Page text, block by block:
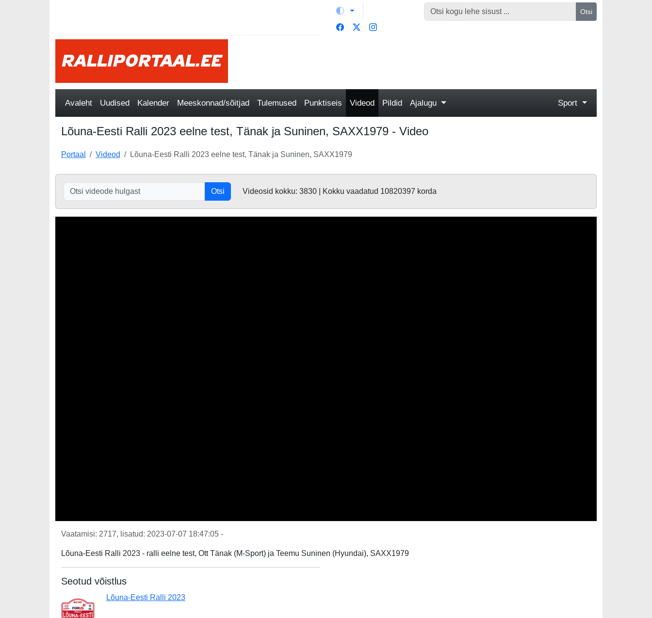
Otsi
Avaleht Uudised Kalender Meeskonnad/sõitjad Tulemused Punktiseis Videod Pildid Ajalugu Sport
Lõuna-Eesti Ralli 2023 eelne test, Tänak ja Suninen, SAXX1979 - Video
Portaal Videod Lõuna-Eesti Ralli 2023 eelne test, Tänak ja Suninen, SAXX1979
Otsi Videosid kokku: 3830 | Kokku vaadatud 10820397 korda
Vaatamisi: 2717, lisatud: 2023-07-07 18:47:05 -
Lõuna-Eesti Ralli 2023 - ralli eelne test, Ott Tänak (M-Sport) ja Teemu Suninen (Hyundai), SAXX1979
Seotud võistlus
Lõuna-Eesti Ralli 2023